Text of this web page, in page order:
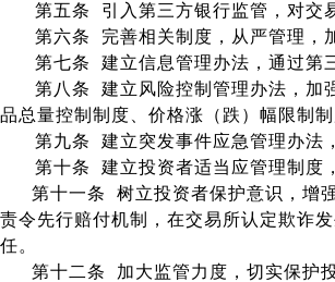
第五条 引入第三方银行监管，对交
第六条 完善相关制度，从严管理，
第七条 建立信息管理办法，通过第
第八条 建立风险控制管理办法，加
品总量控制制度、价格涨（跌）幅限制
第九条 建立突发事件应急管理办法
第十条 建立投资者适当应管理制度，
第十一条 树立投资者保护意识，增
责令先行赔付机制，在交易所认定欺诈
任。
第十二条 加大监管力度，切实保护